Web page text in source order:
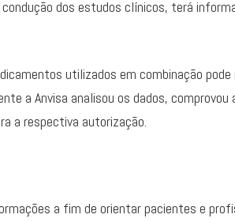
dos estudos clínicos, terá
utilizados em combinação
a Anvisa analisou os dados,
a respectiva autorização.
a fim de orientar pacientes e